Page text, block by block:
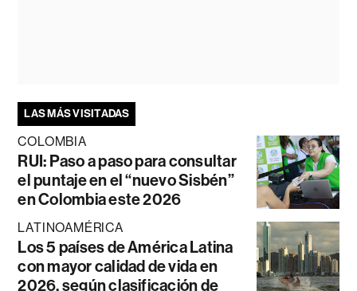
LAS MÁS VISITADAS
COLOMBIA
RUI: Paso a paso para consultar
el puntaje en el “nuevo Sisbén”
en Colombia este 2026
LATINOAMÉRICA
Los 5 países de América Latina
con mayor calidad de vida en
2026, según clasificación de